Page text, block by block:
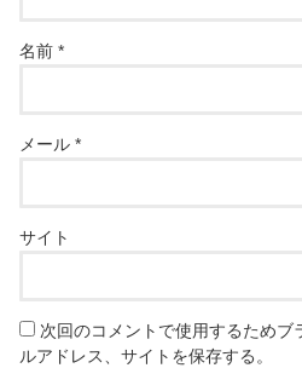
名前*
メール*
サイト
次回のコメントで使用するためブ
ルアドレス、サイトを保存する。